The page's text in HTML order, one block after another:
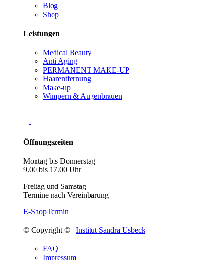
Blog
Shop
Leistungen
Medical Beauty
Anti Aging
PERMANENT MAKE-UP
Haarentfernung
Make-up
Wimpern & Augenbrauen
Öffnungszeiten
Montag bis Donnerstag
9.00 bis 17.00 Uhr
Freitag und Samstag
Termine nach Vereinbarung
E-ShopTermin
© Copyright ©– Institut Sandra Usbeck
FAQ |
Impressum |